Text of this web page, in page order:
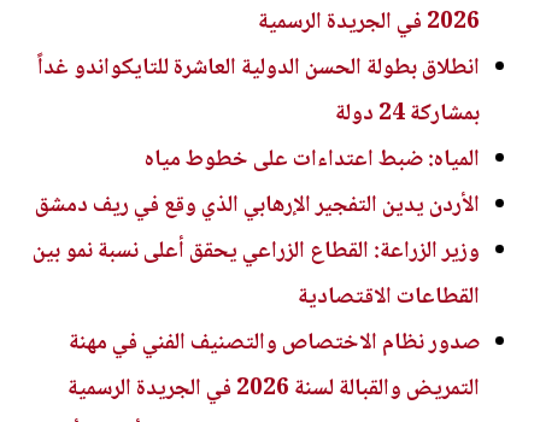
2026 في الجريدة الرسمية
انطلاق بطولة الحسن الدولية العاشرة للتايكواندو غداً
بمشاركة 24 دولة
المياه: ضبط اعتداءات على خطوط مياه
الأردن يدين التفجير الإرهابي الذي وقع في ريف دمشق
وزير الزراعة: القطاع الزراعي يحقق أعلى نسبة نمو بين
القطاعات الاقتصادية
صدور نظام الاختصاص والتصنيف الفني في مهنة
التمريض والقبالة لسنة 2026 في الجريدة الرسمية